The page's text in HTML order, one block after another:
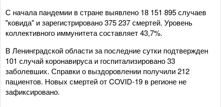
С начала пандемии в стране выявлено 18 151 895 случаев
"ковида" и зарегистрировано 375 237 смертей. Уровень
коллективного иммунитета составляет 43,7%.
В Ленинградской области за последние сутки подтвержден
101 случай коронавируса и госпитализировано 33
заболевших. Справки о выздоровлении получили 212
пациентов. Новых смертей от COVID-19 в регионе не
зафиксировано.